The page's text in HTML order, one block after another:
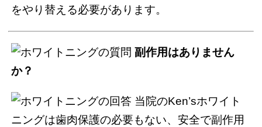
をやり替える必要があります。
副作用はありません
か？
当院のKen’sホワイト
ニングは歯肉保護の必要もない、安全で副作用